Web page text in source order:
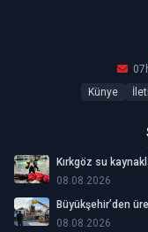
Künye
Kırkgöz su
08.08.2026
Büyükşehir’den
08.08.2026